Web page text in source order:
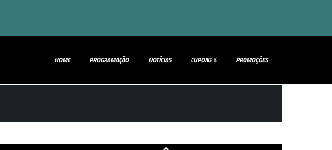
HOME PROGRAMAÇÃO NOTÍCIAS CUPONS % PROMOÇÕES